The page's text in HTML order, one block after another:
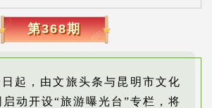
第368期
起，由文旅头条与昆明市文化
动开设“旅游曝光台”专栏，将